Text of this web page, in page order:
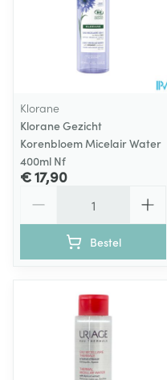
Klorane
Klorane Gezicht
Korenbloem Micelair Water
400ml Nf
€ 17,90
Bestel